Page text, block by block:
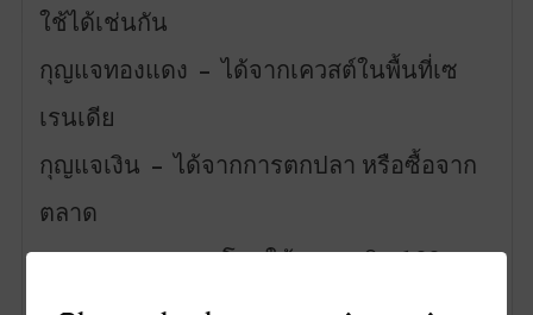
ใช้ได้เช่นกัน
กุญแจทองแดง – ได้จากเควสต์ในพื้นที่เซ
เรนเดีย
กุญแจเงิน – ได้จากการตกปลา หรือซื้อจาก
ตลาด
กุญแจทอง – แลกโดยใช้กุญแจเงิน 100 ดอก
หรือซื้อจากตลาด